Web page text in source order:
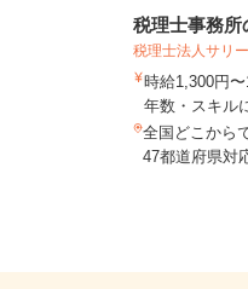
税理士事務所
税理士法人サリ
時給1,300円
年数・スキル
全国どこから
47都道府県対